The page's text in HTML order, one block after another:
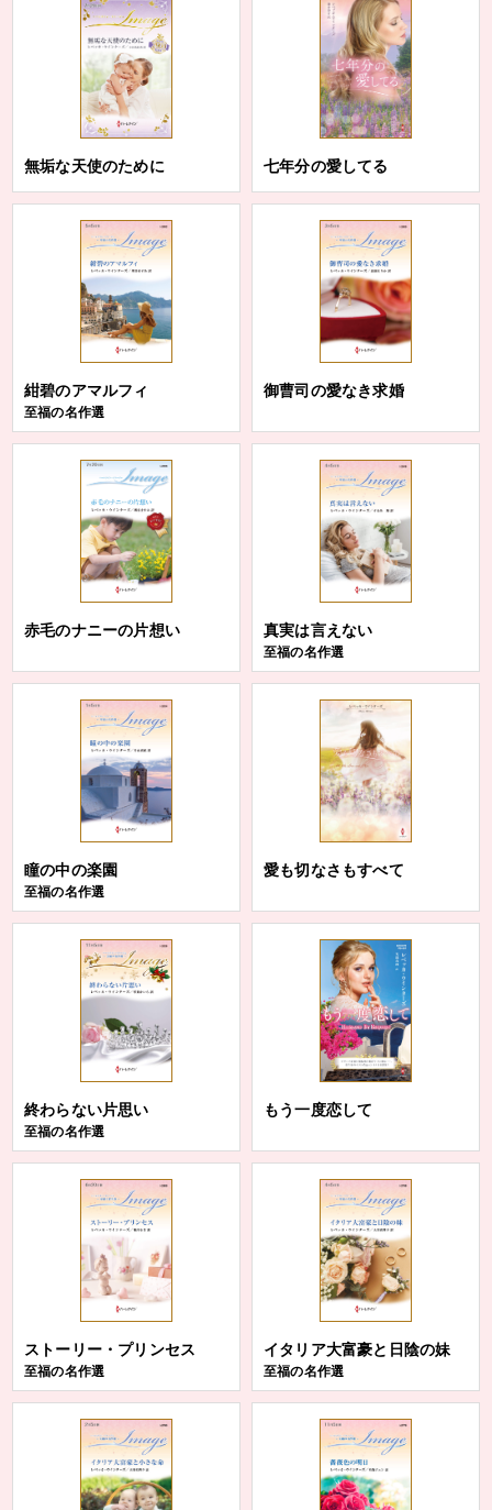
無垢な天使のために 七年分の愛してる
紺碧のアマルフィ
至福の名作選
御曹司の愛なき求婚
赤毛のナニーの片想い 真実は言えない
至福の名作選
瞳の中の楽園
至福の名作選
愛も切なさもすべて
終わらない片思い
至福の名作選
もう一度恋して
ストーリー・プリンセス
至福の名作選
イタリア大富豪と日陰の妹
至福の名作選